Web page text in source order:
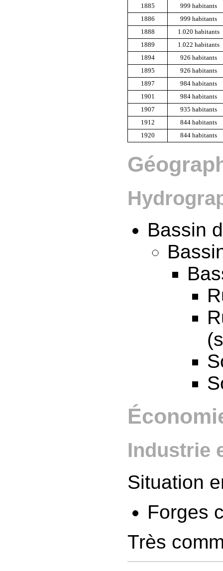
1885
999 habitants
1886
999 habitants
1888
1.020 habitants
1889
1.022 habitants
1894
926 habitants
1895
926 habitants
1897
984 habitants
1901
984 habitants
1907
935 habitants
1912
844 habitants
1920
844 habitants
Bassin
Industrie
Situation
Forges
Très